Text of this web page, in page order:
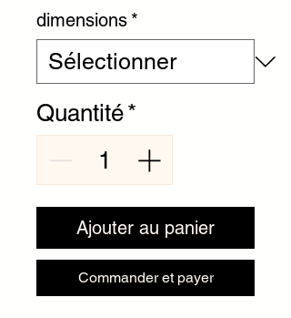
dimensions *
Quantité*
Ajouter au panier
Commander et payer